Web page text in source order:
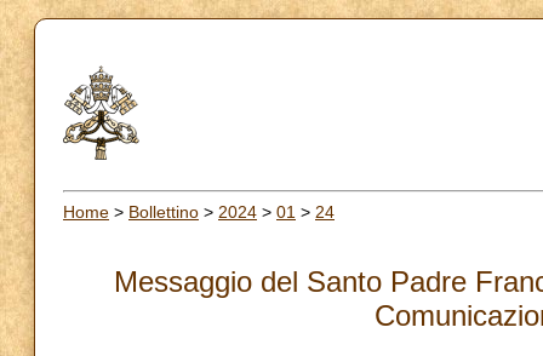
Home > Bollettino > 2024 > 01 > 24
Messaggio del Santo Padre